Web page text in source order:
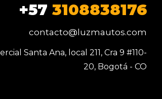
+57 3108838176
contacto@luzmautos.com
Santa Ana, local 211, Cra 9 #110-
20, Bogotá - CO